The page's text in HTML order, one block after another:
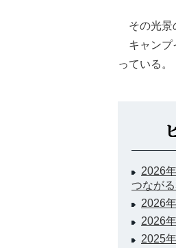
その光景
キャンプ
っている。
2026
つなが
2026
2026
2025